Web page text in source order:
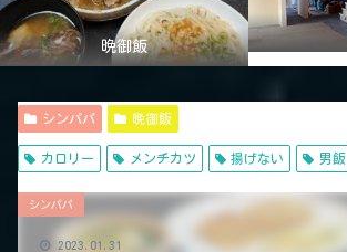
晩御飯
シンパパ 晩御飯
カロリー メンチカツ 揚げない 男飯
シンパパ
2023.01.31